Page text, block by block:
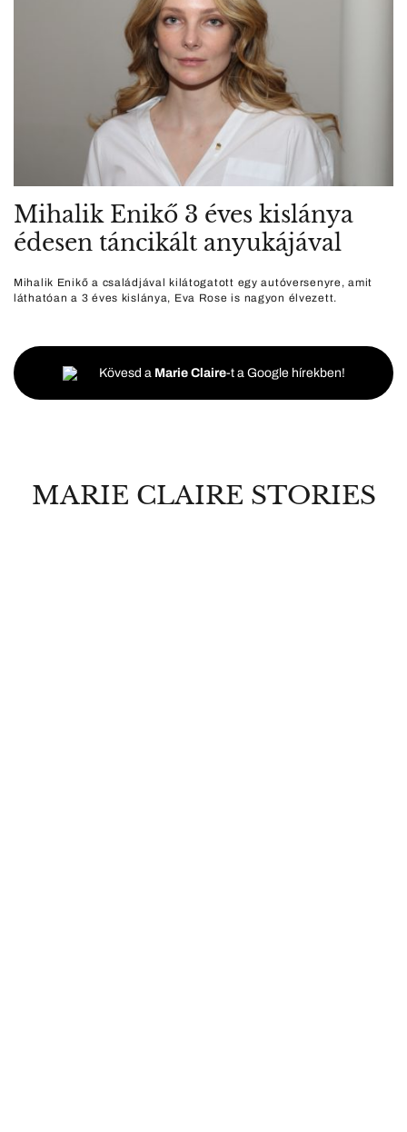
Mihalik Enikő 3 éves kislánya
édesen táncikált anyukájával
Mihalik Enikő a családjával kilátogatott egy autóversenyre, amit
láthatóan a 3 éves kislánya, Eva Rose is nagyon élvezett.
Kövesd a Marie Claire-t a Google hírekben!
MARIE CLAIRE STORIES